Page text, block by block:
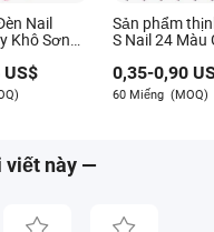
Nail
Khô Sơn
US$
Sản phẩm
S Nail 24 Màu
Dựng Cứng
Móng UV LED
Chứa Hema
0,35-0,90
60 Miếng (MOQ)
viết này —